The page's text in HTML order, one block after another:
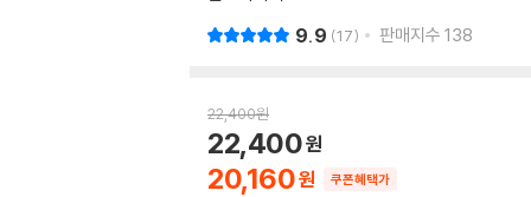
9.9 17 판매지수 138
22,400원
20,160
22,400
쿠폰혜택가